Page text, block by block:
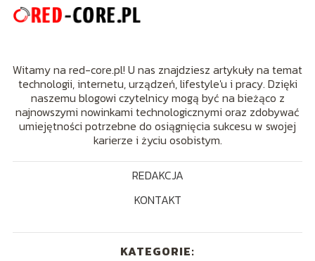
Witamy na red-core.pl! U nas znajdziesz artykuły na temat
technologii, internetu, urządzeń, lifestyle'u i pracy. Dzięki
naszemu blogowi czytelnicy mogą być na bieżąco z
najnowszymi nowinkami technologicznymi oraz zdobywać
umiejętności potrzebne do osiągnięcia sukcesu w swojej
karierze i życiu osobistym.
REDAKCJA
KONTAKT
KATEGORIE: